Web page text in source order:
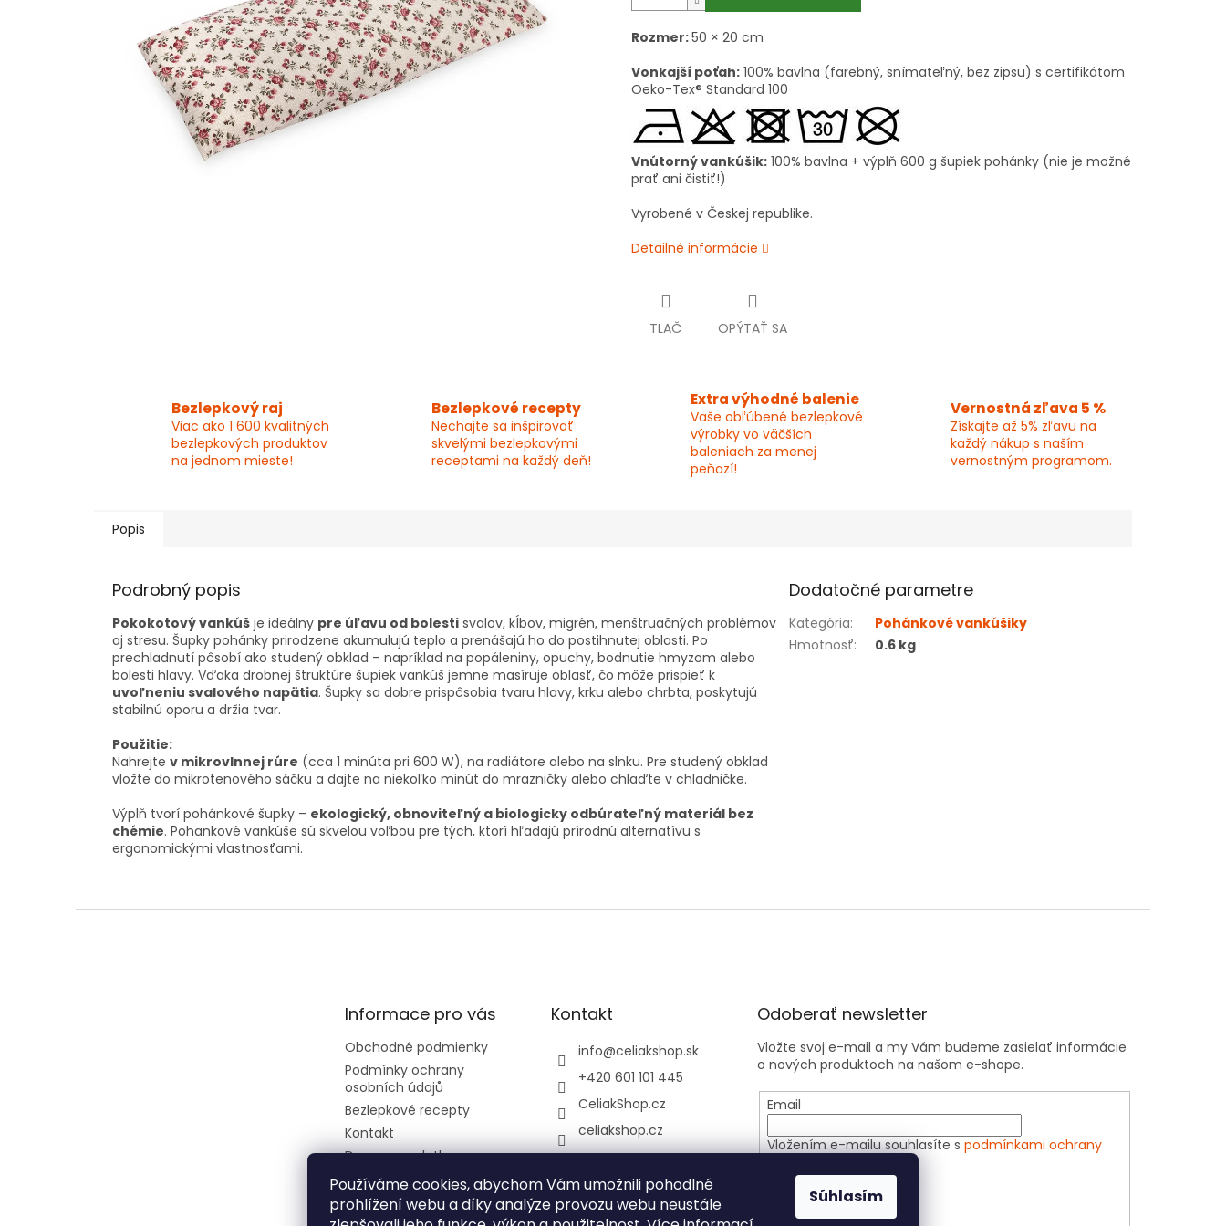
Používáme cookies, abychom Vám umožnili pohodlné
prohlížení webu a díky analýze provozu webu neustále
Súhlasím
Rozmer:50 × 20 cm
Vonkajší poťah: 100% bavlna (farebný, snímateľný, bez zipsu) s certifikátom
Oeko-Tex® Standard 100
Vnútorný vankúšik: 100% bavlna + výplň 600 g šupiek pohánky (nie je možné
prať ani čistiť!)
Vyrobené v Českej republike.
Detailné informácie
TLAČ OPÝTAŤ SA
Bezlepkový raj
Viac ako 1 600 kvalitných
bezlepkových produktov
na jednom mieste!
Bezlepkové recepty
Nechajte sa inšpirovať
skvelými bezlepkovými
receptami na každý deň!
Extra výhodné balenie
Vaše obľúbené bezlepkové
výrobky vo väčších
baleniach za menej
peňazí!
Vernostná zľava 5 %
Získajte až 5% zľavu na
každý nákup s naším
vernostným programom.
Popis
Podrobný popis
Pokokotový vankúš je ideálny pre úľavu od bolesti svalov, kĺbov, migrén, menštruačných problémov
aj stresu. Šupky pohánky prirodzene akumulujú teplo a prenášajú ho do postihnutej oblasti. Po
prechladnutí pôsobí ako studený obklad – napríklad na popáleniny, opuchy, bodnutie hmyzom alebo
bolesti hlavy. Vďaka drobnej štruktúre šupiek vankúš jemne masíruje oblasť, čo môže prispieť k
uvoľneniu svalového napätia. Šupky sa dobre prispôsobia tvaru hlavy, krku alebo chrbta, poskytujú
stabilnú oporu a držia tvar.
Použitie:
Nahrejte v mikrovlnnej rúre (cca 1 minúta pri 600 W), na radiátore alebo na slnku. Pre studený obklad
vložte do mikrotenového sáčku a dajte na niekoľko minút do mrazničky alebo chlaďte v chladničke.
Výplň tvorí pohánkové šupky – ekologický, obnoviteľný a biologicky odbúrateľný materiál bez
chémie. Pohankové vankúše sú skvelou voľbou pre tých, ktorí hľadajú prírodnú alternatívu s
ergonomickými vlastnosťami.
Dodatočné parametre
Kategória:
Pohánkové vankúšiky
Hmotnosť: 0.6 kg
Informace pro vás
Obchodné podmienky
Podmínky ochrany
osobních údajů
Bezlepkové recepty
Kontakt
Doprava a platba
Rady a tipy
Kontakt
info@celiakshop.sk
+420 601 101 445
CeliakShop.cz
celiakshop.cz
Odoberať newsletter
Vložte svoj e-mail a my Vám budeme zasielať informácie
o nových produktoch na našom e-shope.
Email
Vložením e-mailu souhlasíte spodmínkami ochrany
PRIHLÁSIŤ SA